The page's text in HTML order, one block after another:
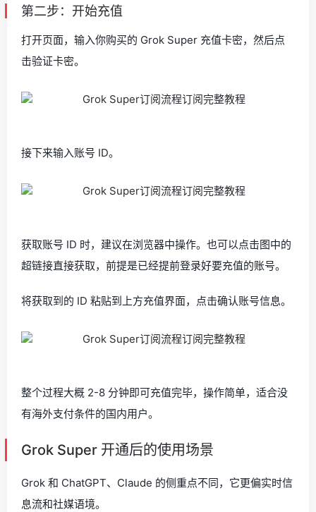
第二步：开始充值
打开页面，输入你购买的 Grok Super 充值卡密，然后点
击验证卡密。
接下来输入账号 ID。
获取账号 ID 时，建议在浏览器中操作。也可以点击图中的
超链接直接获取，前提是已经提前登录好要充值的账号。
将获取到的 ID 粘贴到上方充值界面，点击确认账号信息。
整个过程大概 2-8 分钟即可充值完毕，操作简单，适合没
有海外支付条件的国内用户。
Grok Super 开通后的使用场景
Grok 和 ChatGPT、Claude 的侧重点不同，它更偏实时信
息流和社媒语境。